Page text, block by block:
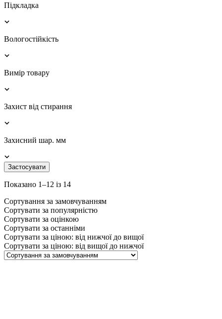
Підкладка
Вологостійкість
Вимір товару
Захист від стирання
Захисний шар. мм
Застосувати
Показано 1–12 із 14
Сортування за замовчуванням
Сортувати за популярністю
Сортувати за оцінкою
Сортувати за останніми
Сортувати за ціною: від нижчої до вищої
Сортувати за ціною: від вищої до нижчої